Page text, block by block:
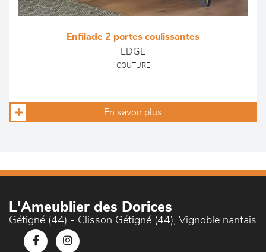
Enfilade 2 portes coulissantes
EDGE
COUTURE
En savoir plus
L'Ameublier des Dorices
Gétigné (44) - Clisson Gétigné (44), Vignoble nantais